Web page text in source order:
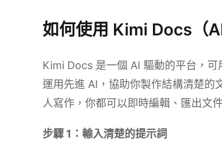
如何使用 Kimi Docs（
Kimi Docs 是一個 AI 驅動的平台，
運用先進 AI，協助你製作結構清楚的
人寫作，你都可以即時編輯、匯出文
步驟 1：輸入清楚的提示詞